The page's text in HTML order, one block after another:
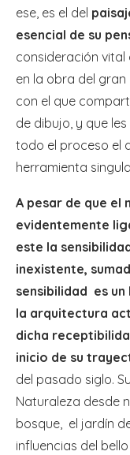
ese, es el del
esencial de su
consideración vital
en la obra del
con el que
de dibujo, y que
todo el proceso el
herramienta
A pesar de que el
evidentemente
este la
inexistente,
sensibilidad es
la arquitectura
dicha
inicio de su
del pasado siglo.
Naturaleza desde
bosque, el jardín
influencias del